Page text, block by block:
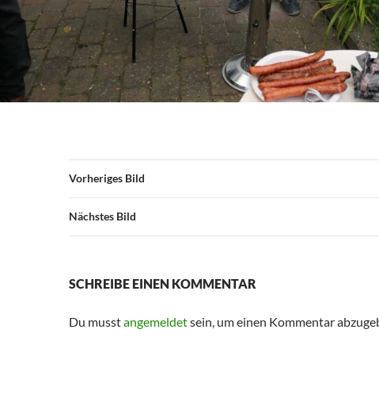
Vorheriges Bild
Nächstes Bild
SCHREIBE EINEN KOMMENTAR
Du musstangemeldetsein, um einen Kommentar